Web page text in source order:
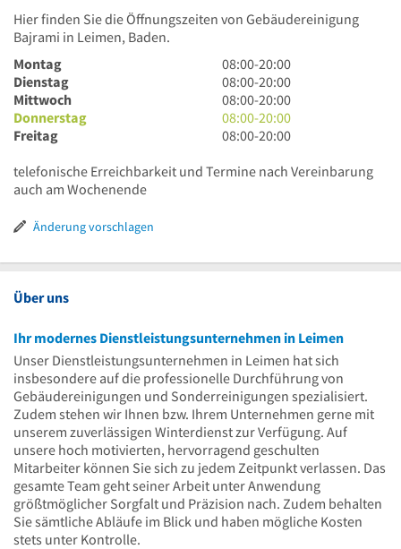
Hier finden Sie die Öffnungszeiten von Gebäudereinigung
Bajrami in Leimen, Baden.
Montag
8
Uhr
bis
20
Uhr
08:00-20:00
Dienstag
8
Uhr
bis
20
08:00-20:00
Mittwoch
8
Uhr
bis
Uhr
08:00-20:00
Donnerstag
8
Uhr
20
08:00-20:00
Freitag
8
bis
08:00-20:00
telefonische Erreichbarkeit und Termine nach Vereinbarung
auch am Wochenende
Änderung vorschlagen
Über uns
Ihr modernes Dienstleistungsunternehmen in Leimen
Unser Dienstleistungsunternehmen in Leimen hat sich
insbesondere auf die professionelle Durchführung von
Gebäudereinigungen und Sonderreinigungen spezialisiert.
Zudem stehen wir Ihnen bzw. Ihrem Unternehmen gerne mit
unserem zuverlässigen Winterdienst zur Verfügung. Auf
unsere hoch motivierten, hervorragend geschulten
Mitarbeiter können Sie sich zu jedem Zeitpunkt verlassen. Das
gesamte Team geht seiner Arbeit unter Anwendung
größtmöglicher Sorgfalt und Präzision nach. Zudem behalten
Sie sämtliche Abläufe im Blick und haben mögliche Kosten
stets unter Kontrolle.